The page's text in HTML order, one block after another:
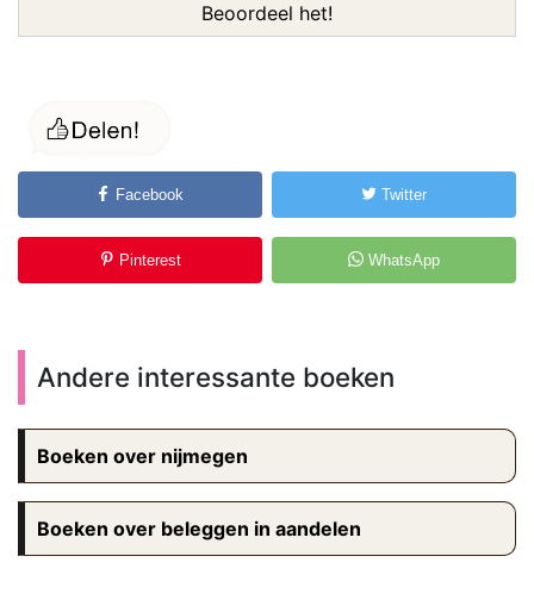
Beoordeel het!
Facebook Twitter
Pinterest WhatsApp
Andere interessante boeken
Boeken over nijmegen
Boeken over beleggen in aandelen